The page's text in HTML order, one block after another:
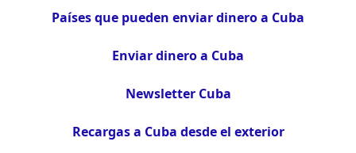
Países que pueden enviar dinero a Cuba
Enviar dinero a Cuba
Newsletter Cuba
Recargas a Cuba desde el exterior